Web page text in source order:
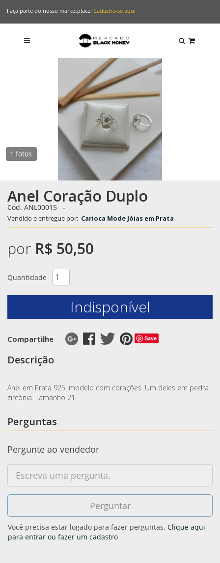
Faça parte do nosso marketplace! Cadastre-se aqui
1 fotos
Anel Coração Duplo
Cód. ANL00015 -
Vendido e entregue por: Carioca Mode Jóias em Prata
por R$ 50,50
Quantidade
Indisponível
Compartilhe Save
Descrição
Anel em Prata 925, modelo com corações. Um deles em pedra
zircônia. Tamanho 21.
Perguntas
Pergunte ao vendedor
Você precisa estar logado para fazer perguntas. Clique aqui
para entrar ou fazer um cadastro